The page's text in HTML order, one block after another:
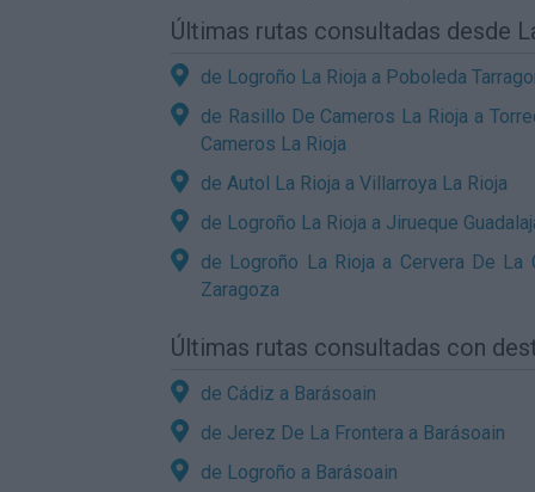
Últimas rutas consultadas desde
de Logroño La Rioja a Poboleda
de Rasillo De Cameros La Rioja a
Cameros La Rioja
de Autol La Rioja a Villarroya La Rioja
de Logroño La Rioja a Jirueque
de Logroño La Rioja a Cervera De La
Zaragoza
Últimas rutas consultadas con
de Cádiz a Barásoain
de Jerez De La Frontera a Barásoain
de Logroño a Barásoain